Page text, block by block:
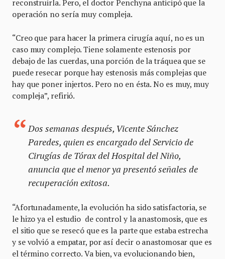
reconstruirla. Pero, el doctor Penchyna anticipó que la
operación no sería muy compleja.
“Creo que para hacer la primera cirugía aquí, no es un
caso muy complejo. Tiene solamente estenosis por
debajo de las cuerdas, una porción de la tráquea que se
puede resecar porque hay estenosis más complejas que
hay que poner injertos. Pero no en ésta. No es muy, muy
compleja”, refirió.
Dos semanas después, Vicente Sánchez
Paredes, quien es encargado del Servicio de
Cirugías de Tórax del Hospital del Niño,
anuncia que el menor ya presentó señales de
recuperación exitosa.
“Afortunadamente, la evolución ha sido satisfactoria, se
le hizo ya el estudio de control y la anastomosis, que es
el sitio que se resecó que es la parte que estaba estrecha
y se volvió a empatar, por así decir o anastomosar que es
el término correcto. Va bien, va evolucionando bien,